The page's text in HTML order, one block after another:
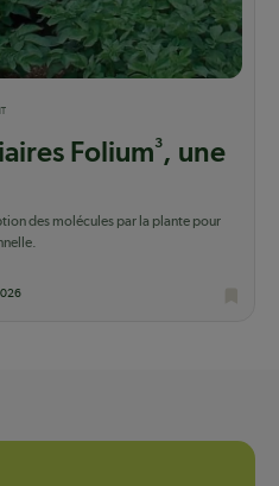
Folium3, une
des molécules par la plante pour